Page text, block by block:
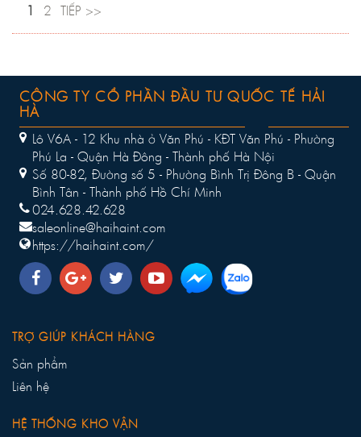
1 2 TIẾP >>
CÔNG TY CỔ PHẦN ĐẦU TƯ QUỐC TẾ HẢI
HÀ
Lô V6A - 12 Khu nhà ở Văn Phú - KĐT Văn Phú - Phường
Phú La - Quận Hà Đông - Thành phố Hà Nội
Số 80-82, Đường số 5 - Phường Bình Trị Đông B - Quận
Bình Tân - Thành phố Hồ Chí Minh
024.628.42.628
saleonline@haihaint.com
https://haihaint.com/
TRỢ GIÚP KHÁCH HÀNG
Sản phẩm
Liên hệ
HỆ THỐNG KHO VẬN